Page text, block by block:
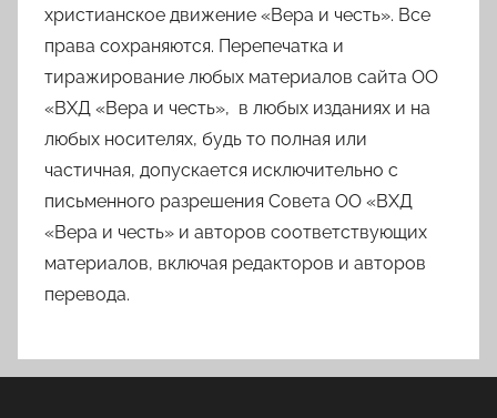
христианское движение «Вера и честь». Все
права сохраняются. Перепечатка и
тиражирование любых материалов сайта ОО
«ВХД «Вера и честь», в любых изданиях и на
любых носителях, будь то полная или
частичная, допускается исключительно с
письменного разрешения Совета ОО «ВХД
«Вера и честь» и авторов соответствующих
материалов, включая редакторов и авторов
перевода.